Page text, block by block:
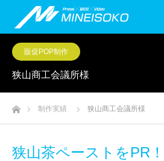
販促POP制作
狭山商工会議所様
ホーム制作実績 狭山商工会議所様
狭山茶ペーストをPR